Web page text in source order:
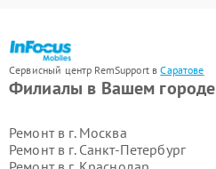
Сервисный центр RemSupport вСаратове
Филиалы в Вашем городе
Ремонт в г. Москва
Ремонт в г. Санкт-Петербург